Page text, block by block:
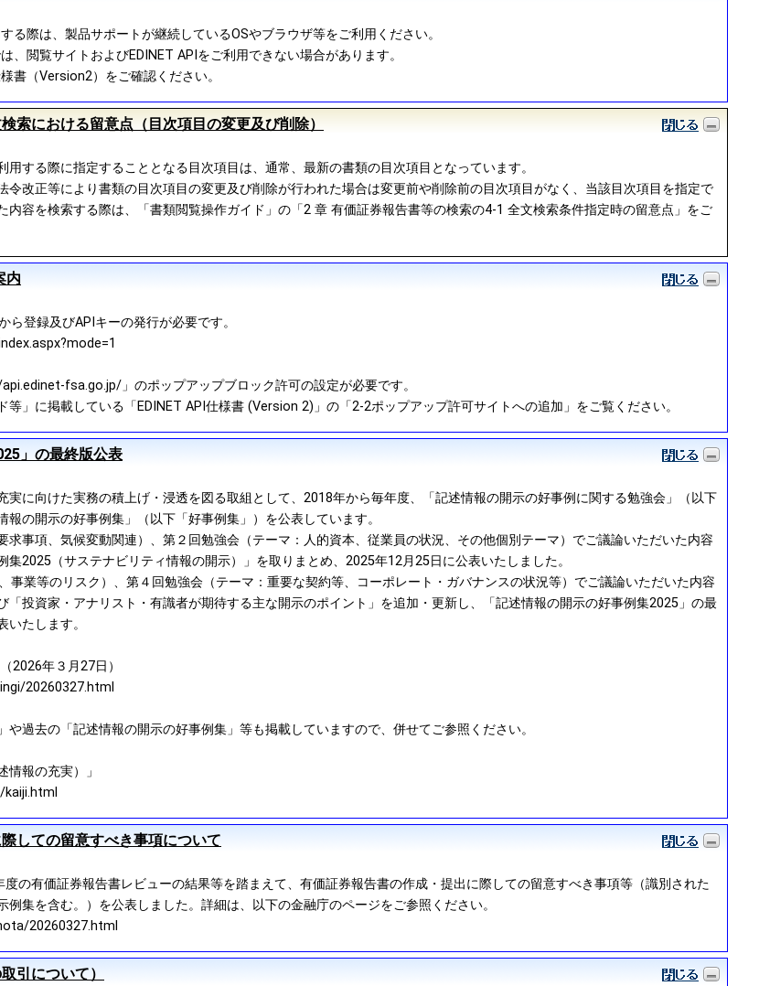
る際は、製品サポートが継続しているOSやブラウザ等をご利用ください。
、閲覧サイトおよびEDINET APIをご利用できない場合があります。
書（Version2）をご確認ください。
索における留意点（目次項目の変更及び削除）
する際に指定することとなる目次項目は、通常、最新の書類の目次項目となっています。
令改正等により書類の目次項目の変更及び削除が行われた場合は変更前や削除前の目次項目がなく、当該目次項目を指定で
内容を検索する際は、「書類閲覧操作ガイド」の「2 章 有価証券報告書等の検索の4-1 全文検索条件指定時の留意点」をご
内
ら登録及びAPIキーの発行が必要です。
fsa.go.jp/」のポップアップブロック許可の設定が必要です。
」に掲載している「EDINET API仕様書 (Version 2)」の「2-2ポップアップ許可サイトへの追加」をご覧ください。
」の最終版公表
実に向けた実務の積上げ・浸透を図る取組として、2018年から毎年度、「記述情報の開示の好事例に関する勉強会」（以下
報の開示の好事例集」（以下「好事例集」）を公表しています。
求事項、気候変動関連）、第２回勉強会（テーマ：人的資本、従業員の状況、その他個別テーマ）でご議論いただいた内容
集2025（サステナビリティ情報の開示）」を取りまとめ、2025年12月25日に公表いたしました。
事業等のリスク）、第４回勉強会（テーマ：重要な契約等、コーポレート・ガバナンスの状況等）でご議論いただいた内容
「投資家・アナリスト・有識者が期待する主な開示のポイント」を追加・更新し、「記述情報の開示の好事例集2025」の最
たします。
2026年３月27日）
20260327.html
や過去の「記述情報の開示の好事例集」等も掲載していますので、併せてご参照ください。
報の充実）」
しての留意すべき事項について
の有価証券報告書レビューの結果等を踏まえて、有価証券報告書の作成・提出に際しての留意すべき事項等（識別された
集を含む。）を公表しました。詳細は、以下の金融庁のページをご参照ください。
20260327.html
引について）